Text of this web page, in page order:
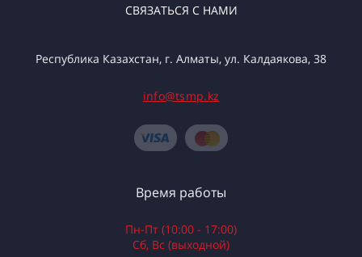
СВЯЗАТЬСЯ С НАМИ
Республика Казахстан, г. Алматы, ул. Калдаякова, 38
info@tsmp.kz
Время работы
Пн-Пт (10:00 - 17:00)
Сб, Вс (выходной)